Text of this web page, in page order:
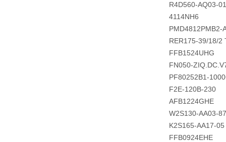
R4D560-AQ03-01
4114NH6
PMD4812PMB2-
RER175-39/18/2
FFB1524UHG
FN050-
PF80252B1-
F2E-120B-230
AFB1224GHE
W2S130-AA03-87
K2S165-AA17-05
FFB0924EHE